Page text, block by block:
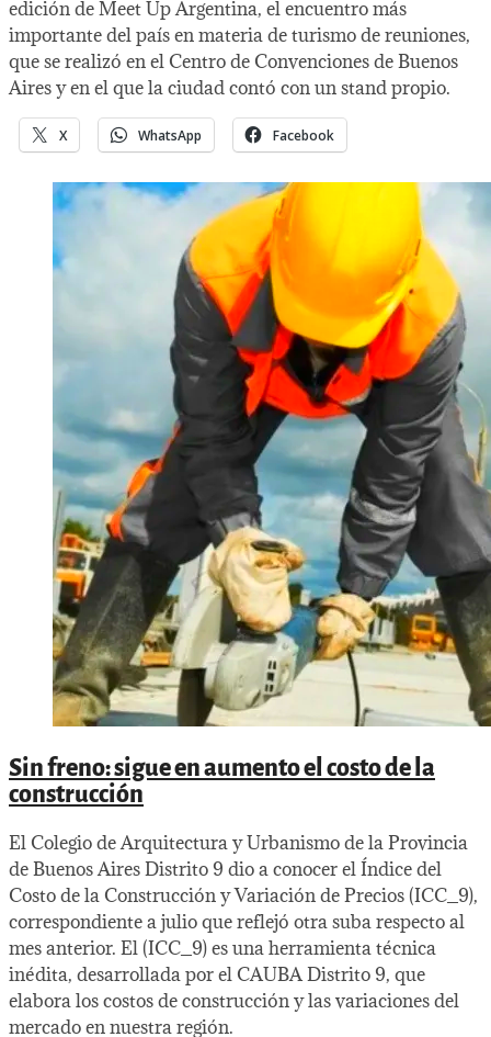
edición de Meet Up Argentina, el encuentro más
importante del país en materia de turismo de reuniones,
que se realizó en el Centro de Convenciones de Buenos
Aires y en el que la ciudad contó con un stand propio.
X WhatsApp Facebook
Sin freno: sigue en aumento el costo de la
construcción
El Colegio de Arquitectura y Urbanismo de la Provincia
de Buenos Aires Distrito 9 dio a conocer el Índice del
Costo de la Construcción y Variación de Precios (ICC_9),
correspondiente a julio que reflejó otra suba respecto al
mes anterior. El (ICC_9) es una herramienta técnica
inédita, desarrollada por el CAUBA Distrito 9, que
elabora los costos de construcción y las variaciones del
mercado en nuestra región.